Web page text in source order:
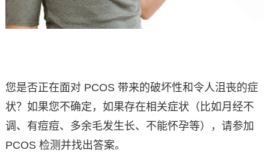
您是否正在面对 PCOS 带来的破坏性和令人沮丧的症
状？如果您不确定，如果存在相关症状（比如月经不
调、有痘痘、多余毛发生长、不能怀孕等），请参加
PCOS 检测并找出答案。